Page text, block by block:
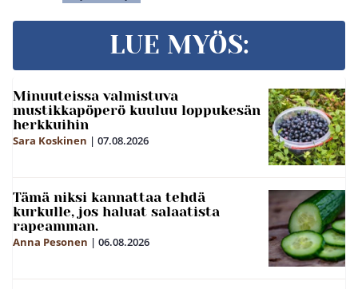
LUE MYÖS:
Minuuteissa valmistuva
mustikkapöperö kuuluu loppukesän
herkkuihin
Sara Koskinen | 07.08.2026
Tämä niksi kannattaa tehdä
kurkulle, jos haluat salaatista
rapeamman.
Anna Pesonen | 06.08.2026